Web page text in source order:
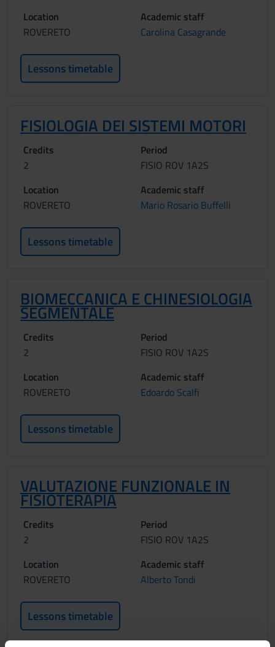
Location
ROVERETO
Academic staff
Carolina Casagrande
Lessons timetable
FISIOLOGIA DEI SISTEMI MOTORI
Credits
2
Period
FISIO ROV 1A2S
Location
ROVERETO
Academic staff
Mario Rosario Buffelli
Lessons timetable
BIOMECCANICA E CHINESIOLOGIA
SEGMENTALE
Credits
2
Period
FISIO ROV 1A2S
Location
ROVERETO
Academic staff
Edoardo Scalfi
Lessons timetable
VALUTAZIONE FUNZIONALE IN
FISIOTERAPIA
Credits
2
Period
FISIO ROV 1A2S
Location
ROVERETO
Academic staff
Alberto Tondi
Lessons timetable